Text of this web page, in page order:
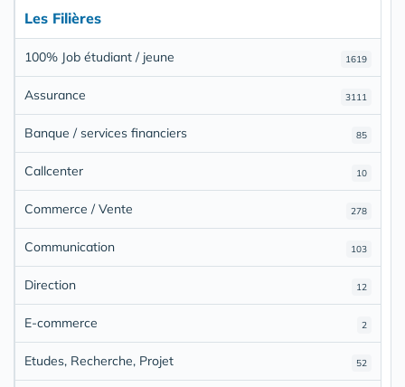
Les Filières
1619
100% Job étudiant / jeune
3111
Assurance
85
Banque / services financiers
10
Callcenter
278
Commerce / Vente
103
Communication
12
Direction
2
E-commerce
52
Etudes, Recherche, Projet